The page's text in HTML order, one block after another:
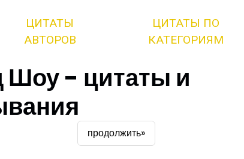
ЦИТАТЫ
АВТОРОВ
ЦИТАТЫ ПО
КАТЕГОРИЯМ
Шоу - цитаты и
продолжить»